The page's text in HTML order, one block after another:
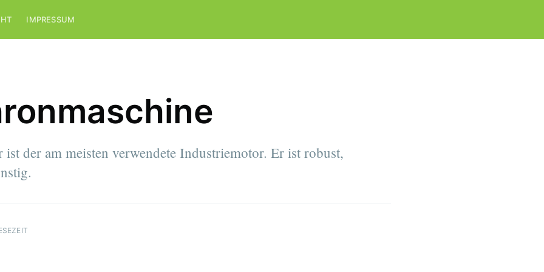
IMPRESSUM
der am meisten verwendete Industriemotor. Er ist robust,